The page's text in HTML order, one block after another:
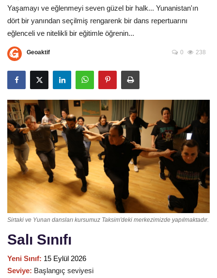
Etkinlikler
Kayıt
İletişim
Yaşamayı ve eğlenmeyi seven güzel bir halk... Yunanistan'ın
dört bir yanından seçilmiş rengarenk bir dans repertuarını
eğlenceli ve nitelikli bir eğitimle öğrenin...
Geoaktif 0 238
Sirtaki ve Yunan dansları kursumuz Taksim'deki merkezimizde yapılmaktadır.
Salı Sınıfı
Yeni Sınıf: 15 Eylül 2026
Seviye: Başlangıç seviyesi